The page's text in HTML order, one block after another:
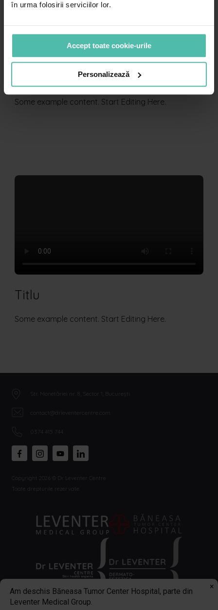
în urma folosirii serviciilor lor.
Accept toate cookie-urile
Personalizează
Some example content. Start Editing Here.
Titlu
Some example content. Start Editing Here.
Str. Monetăriei nr. 8, Sector 1, București
contact@drleventercentre.com
0374 415 744
Copyright 2026 © Dr Leventer Centre
Toate drepturile rezervate.
×
Am deschis Băneasa Tumor Center Hospital, parte din
Leventer Medical Group.